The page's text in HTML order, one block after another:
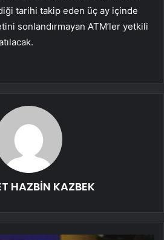
tarihi takip eden üç ay içinde
sonlandırmayan ATM’ler yetkili
HAZBİN KAZBEK